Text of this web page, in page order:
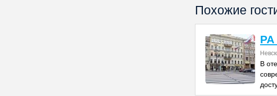
Похожие
РА
В